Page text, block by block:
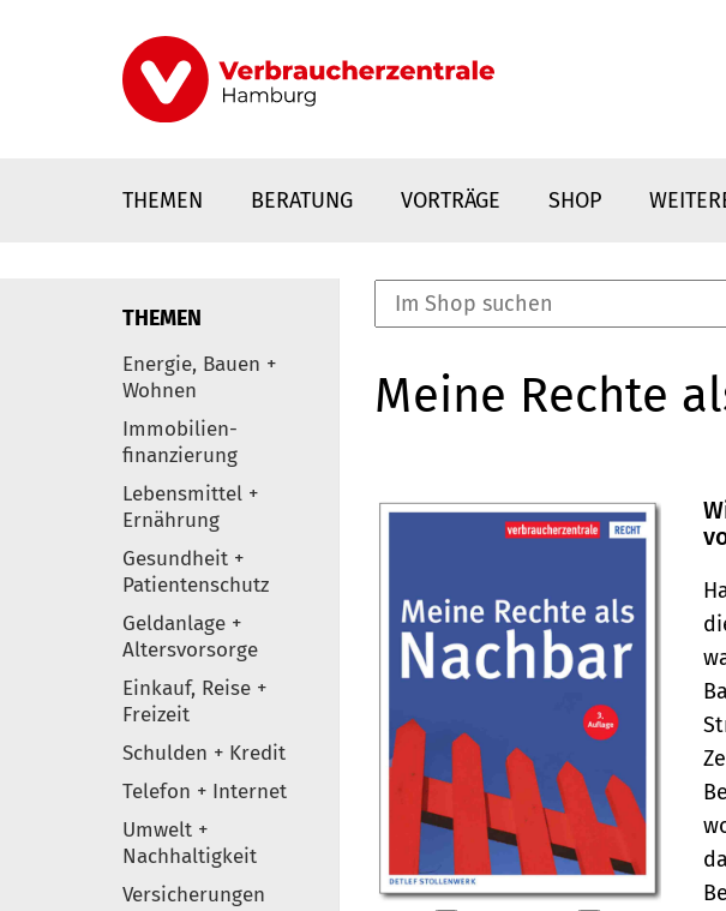
THEMEN BERATUNG VORTRÄGE SHOP
Elemente
THEMEN
Energie, Bauen +
Wohnen
Immobilien-
finanzierung
Lebensmittel +
Ernährung
Gesundheit +
Patientenschutz
Geldanlage +
Altersvorsorge
Einkauf, Reise +
Freizeit
Schulden + Kredit
Telefon + Internet
Umwelt +
Nachhaltigkeit
Versicherungen
Meine Rechte